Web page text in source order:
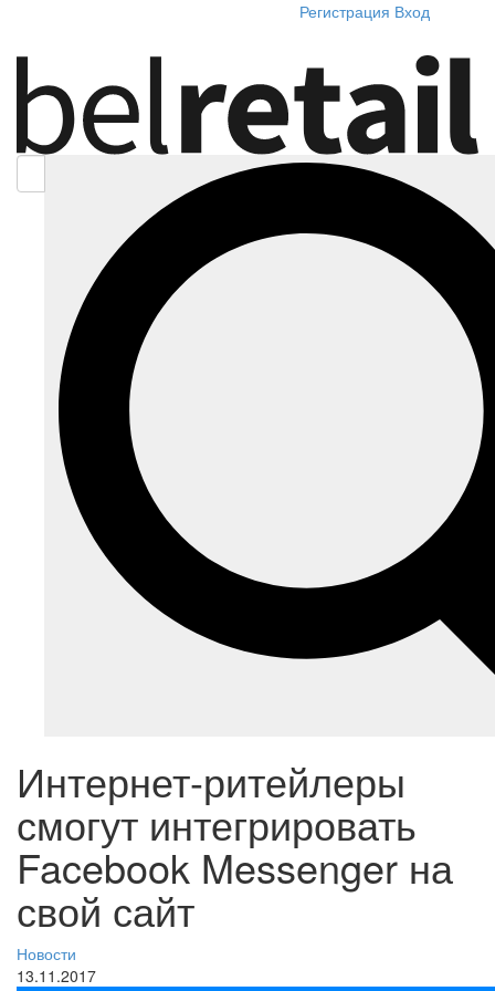
Регистрация Вход
Интернет-ритейлеры
смогут интегрировать
Facebook Messenger на
свой сайт
Новости
13.11.2017